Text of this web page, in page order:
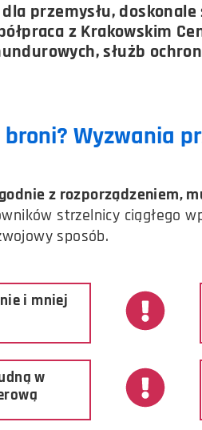
przemysłu,
z Krakowskim
służb
Wyzwania
z rozporządzeniem,
strzelnicy ciągłego
sposób.
i mniej
w